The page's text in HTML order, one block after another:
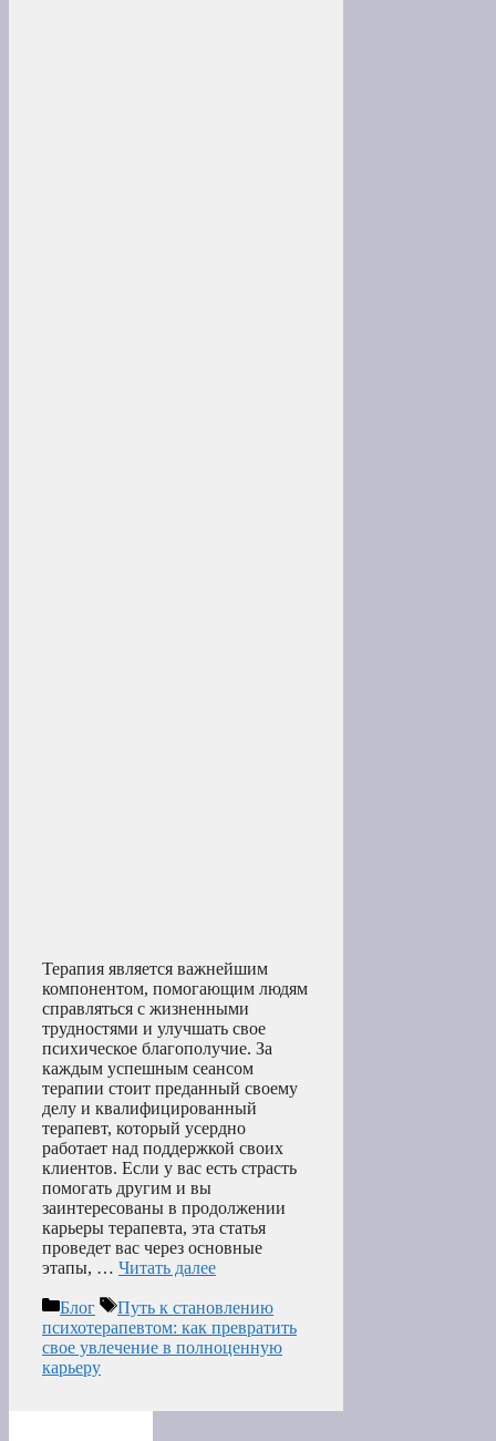
Терапия является важнейшим
компонентом, помогающим людям
справляться с жизненными
трудностями и улучшать свое
психическое благополучие. За
каждым успешным сеансом
терапии стоит преданный своему
делу и квалифицированный
терапевт, который усердно
работает над поддержкой своих
клиентов. Если у вас есть страсть
помогать другим и вы
заинтересованы в продолжении
карьеры терапевта, эта статья
проведет вас через основные
этапы, … Читать далее
Рубрики
Блог Метки
Путь к становлению
психотерапевтом: как превратить
свое увлечение в полноценную
карьеру